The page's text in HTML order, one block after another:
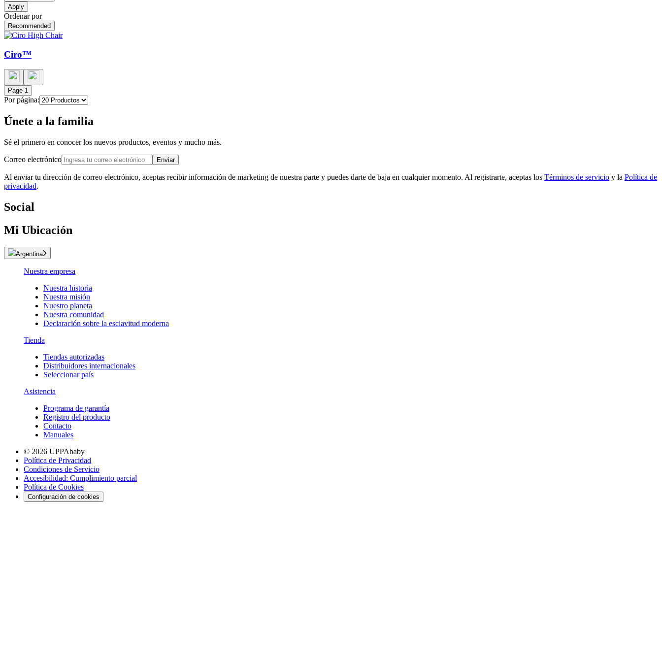
Apply
Ordenar por
Recommended
Ciro™
Page 1
Por página:
Únete a la familia
Sé el primero en conocer los nuevos productos, eventos y mucho más.
Correo electrónico Enviar
Al enviar tu dirección de correo electrónico, aceptas recibir información de marketing de nuestra parte y puedes darte de baja en cualquier momento. Al registrarte, aceptas los Términos de servicio y la Política de
privacidad.
Social
Mi Ubicación
Argentina
Nuestra empresa
Nuestra historia
Nuestra misión
Nuestro planeta
Nuestra comunidad
Declaración sobre la esclavitud moderna
Tienda
Tiendas autorizadas
Distribuidores internacionales
Seleccionar país
Asistencia
Programa de garantía
Registro del producto
Contacto
Manuales
© 2026 UPPAbaby
Política de Privacidad
Condiciones de Servicio
Accesibilidad: Cumplimiento parcial
Política de Cookies
Configuración de cookies